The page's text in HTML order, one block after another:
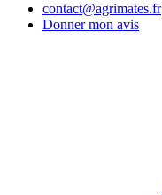
contact@agrimates.fr
Donner mon avis